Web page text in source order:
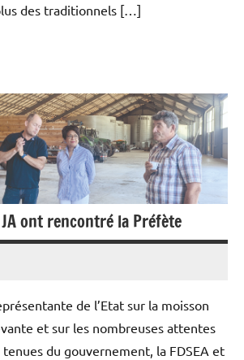
des traditionnels […]
JA ont rencontré la Préfète
de l’Etat sur la moisson
et sur les nombreuses attentes
du gouvernement, la FDSEA et